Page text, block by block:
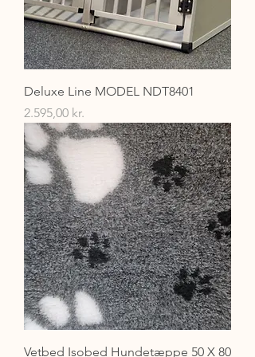
Deluxe Line MODEL NDT8401
Pris
2.595,00 kr.
Vetbed Isobed Hundetæppe 50 X 80